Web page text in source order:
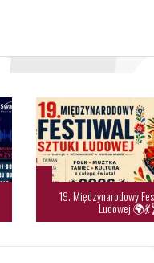
19. Międzynarodowy
Ludowej